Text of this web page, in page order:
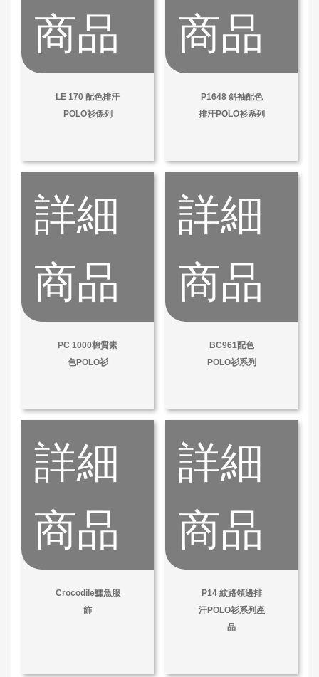
商品
LE 170 配色排汗
POLO衫係列
商品
P1648 斜袖配色
排汗POLO衫系列
詳細
商品
PC 1000棉質素
色POLO衫
詳細
商品
BC961配色
POLO衫系列
詳細
商品
Crocodile鱷魚服
飾
詳細
商品
P14 紋路領邊排
汗POLO衫系列產
品